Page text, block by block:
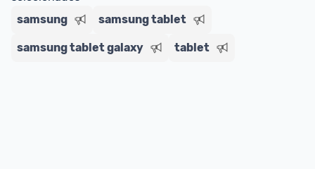
samsung
samsung tablet
samsung tablet galaxy tablet